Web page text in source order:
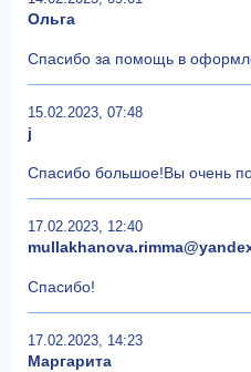
Ольга
Спасибо за помощь в
15.02.2023, 07:48
j
Спасибо большое!Вы очень
17.02.2023, 12:40
Спасибо!
17.02.2023, 14:23
Маргарита